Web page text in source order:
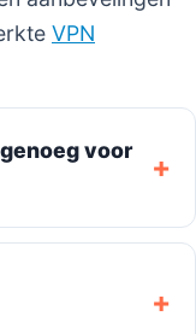
VPN
voor